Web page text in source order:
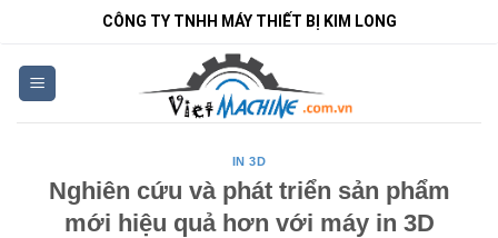
nội
dung
CÔNG TY TNHH MÁY THIẾT BỊ KIM LONG
IN 3D
Nghiên cứu và phát triển sản phẩm
mới hiệu quả hơn với máy in 3D